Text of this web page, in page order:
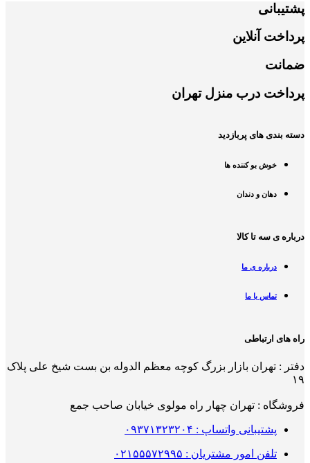
پشتیبانی
پرداخت آنلاین
ضمانت
پرداخت درب منزل تهران
دسته بندی های پربازدید
خوش بو کننده ها
دهان و دندان
درباره ی سه تا کالا
درباره ی ما
تماس با ما
راه های ارتباطی
دفتر : تهران بازار بزرگ کوچه معظم الدوله بن بست شیخ علی پلاک
۱۹
فروشگاه : تهران چهار راه مولوی خیابان صاحب جمع
پشتیبانی واتساپ : ۰۹۳۷۱۳۲۳۲۰۴
تلفن امور مشتریان : ۰۲۱۵۵۵۷۲۹۹۵